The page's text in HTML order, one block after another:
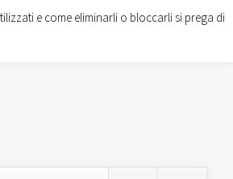
e come eliminarli o bloccarli si prega di